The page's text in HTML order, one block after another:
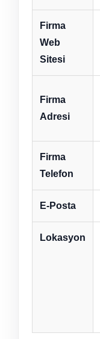
Firma
Web
Sitesi
Firma
Adresi
Firma
Telefon
E-Posta
Lokasyon